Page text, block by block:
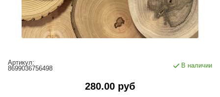
Артикул:
8699036756498
В наличии
280.00 руб